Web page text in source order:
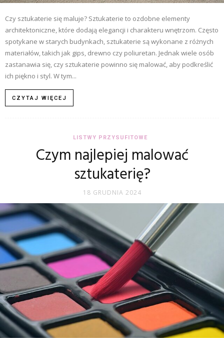
Czy sztukaterie się maluje? Sztukaterie to ozdobne elementy
architektoniczne, które dodają elegancji i charakteru wnętrzom. Często
spotykane w starych budynkach, sztukaterie są wykonane z różnych
materiałów, takich jak gips, drewno czy poliuretan. Jednak wiele osób
zastanawia się, czy sztukaterie powinno się malować, aby podkreślić
ich piękno i styl. W tym...
CZYTAJ WIĘCEJ
LISTWY PRZYSUFITOWE
Czym najlepiej malować
sztukaterię?
18 GRUDNIA 2024